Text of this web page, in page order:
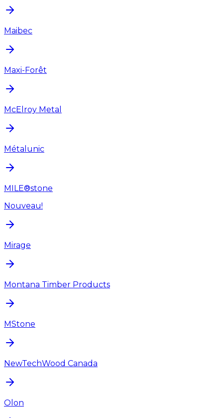
Maibec
Maxi-Forêt
McElroy Metal
Métalunic
MILE®stone
Nouveau!
Mirage
Montana Timber Products
MStone
NewTechWood Canada
Olon